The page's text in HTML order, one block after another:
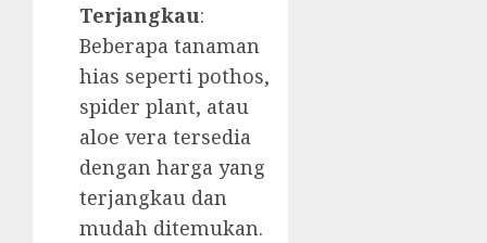
Terjangkau:
Beberapa tanaman
hias seperti pothos,
spider plant, atau
aloe vera tersedia
dengan harga yang
terjangkau dan
mudah ditemukan.